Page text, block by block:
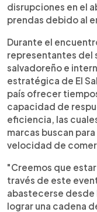
disrupciones en el
prendas debido al
Durante el
representantes
salvadoreño e
estratégica de El
país ofrecer
capacidad de
eficiencia, las
marcas buscan
velocidad de
"Creemos que
través de este
abastecerse desde
lograr una cadena